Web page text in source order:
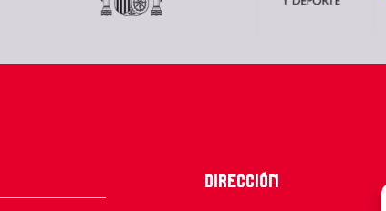
Dirección